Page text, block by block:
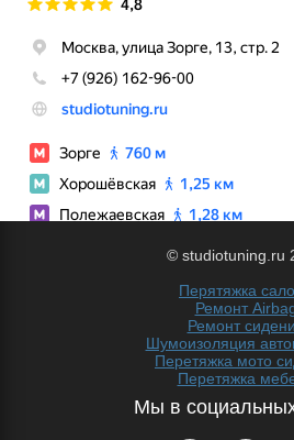
© studiotuning.ru
Перятяжка
Ремонт
Ремонт
Шумоизоляция
Перетяжка мото
Перетяжка
Мы в